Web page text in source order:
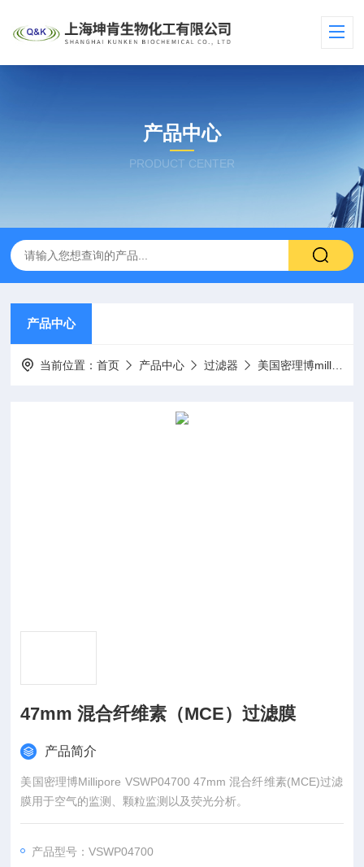
产品中心
PRODUCT CENTER
产品中心
当前位置：首页 产品中心 过滤器 美国密理博millipore
47mm 混合纤维素（MCE）过滤膜
产品简介
美国密理博Millipore VSWP04700 47mm 混合纤维素(MCE)过滤
膜用于空气的监测、颗粒监测以及荧光分析。
产品型号：VSWP04700